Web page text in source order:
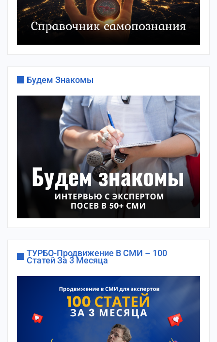
Будем Знакомы
ТУРБО-Продвижение В СМИ – 100
Статей За 3 Месяца